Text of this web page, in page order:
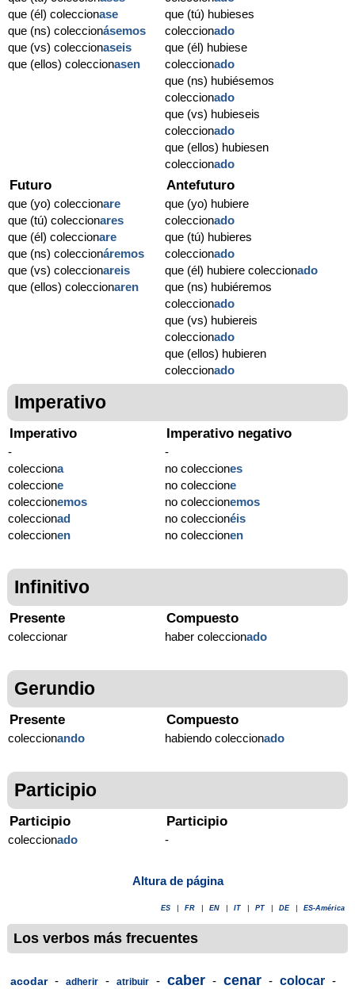
que (él) coleccionase
que (ns) coleccionásemos
que (vs) coleccionaseis
que (ellos) coleccionasen
que (tú) hubieses
coleccionado
que (él) hubiese
coleccionado
que (ns) hubiésemos
coleccionado
que (vs) hubieseis
coleccionado
que (ellos) hubiesen
coleccionado
Futuro
que (yo) coleccionare
que (tú) coleccionares
que (él) coleccionare
que (ns) coleccionáremos
que (vs) coleccionareis
que (ellos) coleccionaren
Antefuturo
que (yo) hubiere
coleccionado
que (tú) hubieres
coleccionado
que (él) hubiere coleccionado
que (ns) hubiéremos
coleccionado
que (vs) hubiereis
coleccionado
que (ellos) hubieren
coleccionado
Imperativo
Imperativo
-
colecciona
coleccione
coleccionemos
coleccionad
coleccionen
Imperativo negativo
-
no colecciones
no coleccione
no coleccionemos
no coleccionéis
no coleccionen
Infinitivo
Presente
coleccionar
Compuesto
haber coleccionado
Gerundio
Presente
coleccionando
Compuesto
habiendo coleccionado
Participio
Participio
coleccionado
Participio
-
Altura de página
ES FR EN IT PT DE ES-América
Los verbos más frecuentes
acodar - adherir - atribuir - caber - cenar - colocar -